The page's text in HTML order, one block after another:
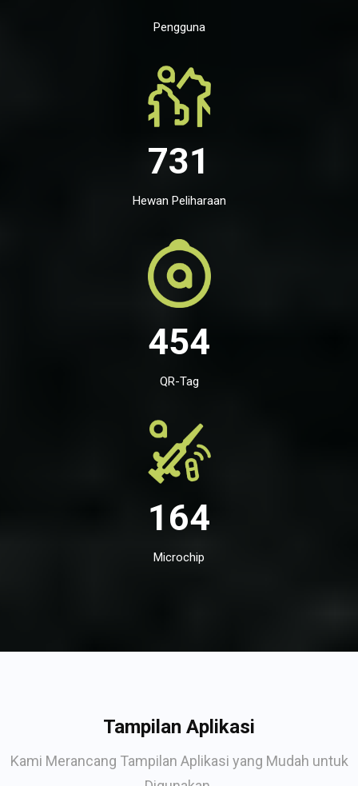
Pengguna
731
Hewan Peliharaan
454
QR-Tag
164
Microchip
Tampilan Aplikasi
Kami Merancang Tampilan Aplikasi yang Mudah untuk